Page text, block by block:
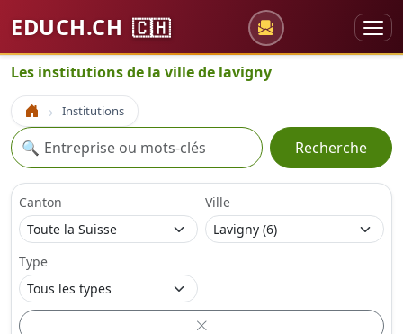
EDUCH.CH 🇨🇭
Les institutions de la ville de lavigny
Accueil Institutions
Recherche
🔍 Recherche
Canton Ville
Type